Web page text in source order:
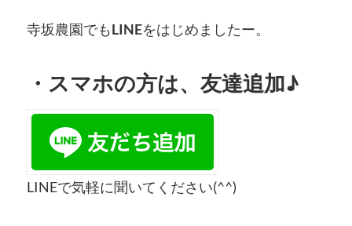
寺坂農園でもLINEをはじめましたー。
・ スマホの方は、友達追加♪
LINEで気軽に聞いてください(^^)